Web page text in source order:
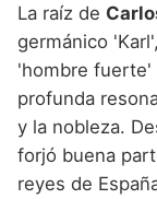
La raíz de
germánico
'hombre fuerte'
profunda
y la nobleza.
forjó buena
reyes de